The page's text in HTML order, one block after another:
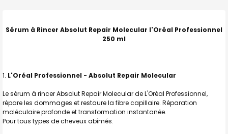
ENSEMBLE
J'AJOUTE
LA
SÉLECTION
AU PANIER
Sérum à Rincer Absolut Repair Molecular l'Oréal Professionnel
250 ml
L'Oréal Professionnel - Absolut Repair Molecular
Le sérum à rincer Absolut Repair Molecular de L'Oréal Professionnel,
répare les dommages et restaure la fibre capillaire. Réparation
moléculaire profonde et transformation instantanée.
Pour tous types de cheveux abîmés.